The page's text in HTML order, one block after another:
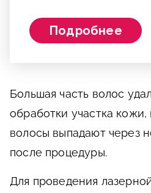
Подробнее
Большая часть волос
обработки участка
волосы выпадают через
после процедуры.
Для проведения